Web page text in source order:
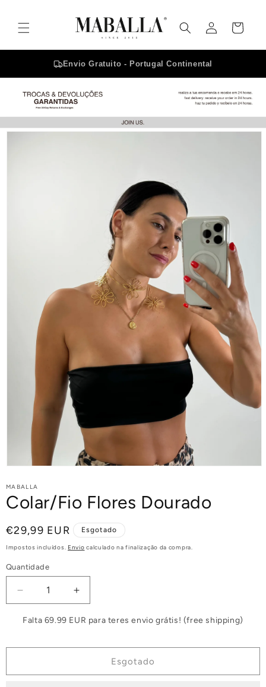
conteúdo
Iniciar
sessão
Carrinho
Envio Gratuito - Portugal Continental
MABALLA
Colar/Fio Flores Dourado
Preço
normal
€29,99 EUR Esgotado
Impostos incluídos. Envio calculado na finalização da compra.
Quantidade
Diminuir
a
quantidade
Colar/Fio
Aumentar
a
quantidade
Colar/Fio
Falta 69.99 EUR para teres envio grátis! (free shipping)
Esgotado